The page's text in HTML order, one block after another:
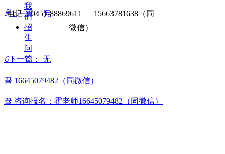
我
们
招
生
问
答
ꄴ上一篇： 无
ꄲ下一篇： 无
뀰 16645079482（同微信）
뀰 咨询报名：霍老师16645079482（同微信）
电话：0451-88869611 15663781638（同
微信）